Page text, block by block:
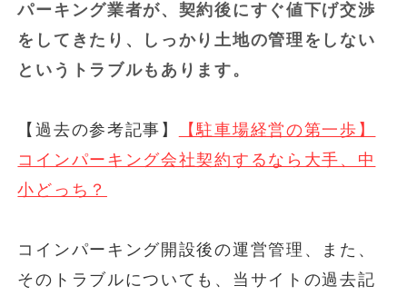
パーキング業者が、契約後にすぐ値下げ交渉
をしてきたり、しっかり土地の管理をしない
というトラブルもあります。
【過去の参考記事】
【駐車場経営の第一歩】
コインパーキング会社契約するなら大手、中
小どっち？
コインパーキング開設後の運営管理、また、
そのトラブルについても、当サイトの過去記